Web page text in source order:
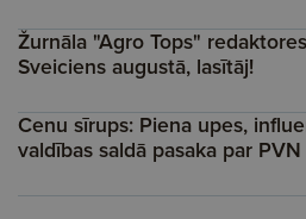
Žurnāla "Agro Tops"
Sveiciens augustā, lasītāj!
Cenu sīrups: Piena upes,
valdības saldā pasaka par PVN